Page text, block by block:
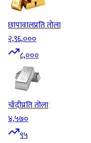
छापावालप्रति तोला
२,९६,०००
८,०००
चाँदीप्रति तोला
४,५७०
९५